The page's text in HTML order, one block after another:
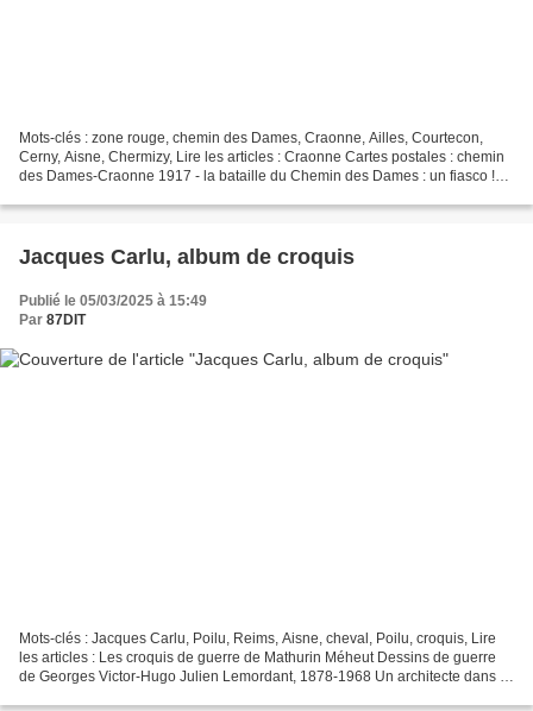
Mots-clés : zone rouge, chemin des Dames, Craonne, Ailles, Courtecon,
Cerny, Aisne, Chermizy, Lire les articles : Craonne Cartes postales : chemin
des Dames-Craonne 1917 - la bataille du Chemin des Dames : un fiasco !
Jacques Carlu, album de croquis
Publié le 05/03/2025 à 15:49
Par 87DIT
Mots-clés : Jacques Carlu, Poilu, Reims, Aisne, cheval, Poilu, croquis, Lire
les articles : Les croquis de guerre de Mathurin Méheut Dessins de guerre
de Georges Victor-Hugo Julien Lemordant, 1878-1968 Un architecte dans la